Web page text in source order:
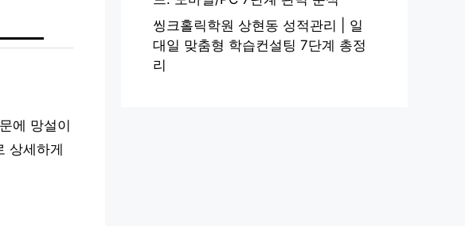
에 망설이
상세하게
씽크홀릭학원 상현동 성적관리 | 일
대일 맞춤형 학습컨설팅 7단계 총정
리